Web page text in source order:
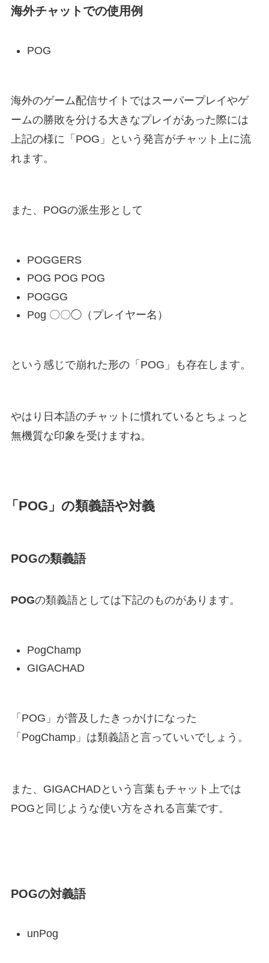
海外チャットでの使用例
POG
海外のゲーム配信サイトではスーパープレイやゲ
ームの勝敗を分ける大きなプレイがあった際には
上記の様に「POG」という発言がチャット上に流
れます。
また、POGの派生形として
POGGERS
POG POG POG
POGGG
Pog 〇〇◯（プレイヤー名）
という感じで崩れた形の「POG」も存在します。
やはり日本語のチャットに慣れているとちょっと
無機質な印象を受けますね。
「 POG 」の類義語や対義
POGの類義語
POGの類義語としては下記のものがあります。
PogChamp
GIGACHAD
「POG」が普及したきっかけになった
「PogChamp」は類義語と言っていいでしょう。
また、GIGACHADという言葉もチャット上では
POGと同じような使い方をされる言葉です。
POGの対義語
unPog